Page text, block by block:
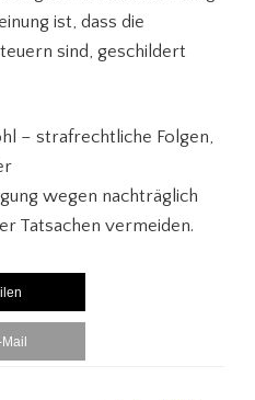
ist, dass die
sind, geschildert
– strafrechtliche Folgen,
wegen nachträglich
Tatsachen vermeiden.
Mail